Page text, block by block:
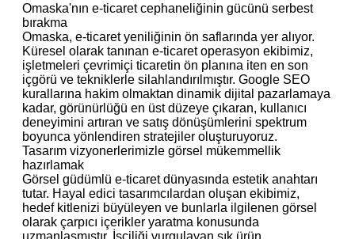
Omaska'nın e-ticaret cephaneliğinin gücünü serbest
bırakma
Omaska, e-ticaret yeniliğinin ön saflarında yer alıyor.
Küresel olarak tanınan e-ticaret operasyon ekibimiz,
işletmeleri çevrimiçi ticaretin ön planına iten en son
içgörü ve tekniklerle silahlandırılmıştır. Google SEO
kurallarına hakim olmaktan dinamik dijital pazarlamaya
kadar, görünürlüğü en üst düzeye çıkaran, kullanıcı
deneyimini artıran ve satış dönüşümlerini spektrum
boyunca yönlendiren stratejiler oluşturuyoruz.
Tasarım vizyonerlerimizle görsel mükemmellik
hazırlamak
Görsel güdümlü e-ticaret dünyasında estetik anahtarı
tutar. Hayal edici tasarımcılardan oluşan ekibimiz,
hedef kitlenizi büyüleyen ve bunlarla ilgilenen görsel
olarak çarpıcı içerikler yaratma konusunda
uzmanlaşmıştır. İşçiliği vurgulayan şık ürün